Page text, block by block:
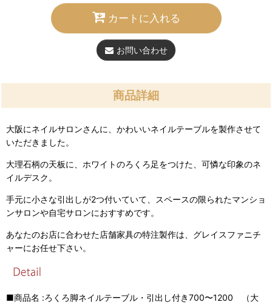
カートに入れる
お問い合わせ
商品詳細
大阪にネイルサロンさんに、かわいいネイルテーブルを製作させて
いただきました。
大理石柄の天板に、ホワイトのろくろ足をつけた、可憐な印象のネ
イルデスク。
手元に小さな引出しが2つ付いていて、スペースの限られたマンショ
ンサロンや自宅サロンにおすすめです。
あなたのお店に合わせた店舗家具の特注製作は、グレイスファニチ
ャーにお任せ下さい。
■商品名 :ろくろ脚ネイルテーブル・引出し付き700〜1200 （大